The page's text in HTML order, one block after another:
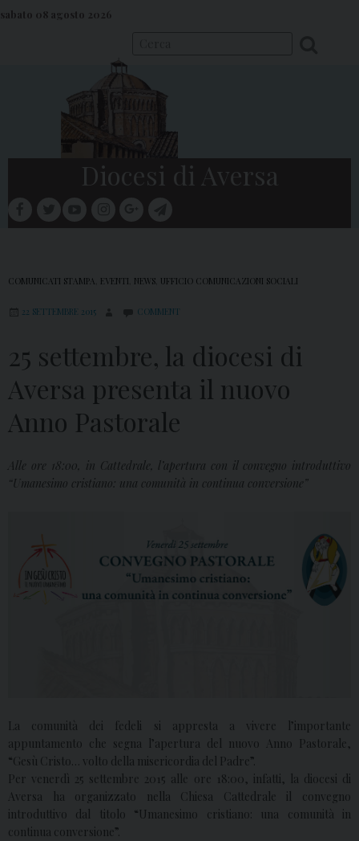
S
sabato 08 agosto 2026
Diocesi di Aversa
COMUNICATI STAMPA EVENTI NEWS UFFICIO COMUNICAZIONI SOCIALI
22 SETTEMBRE 2015 COMMENT
25 settembre, la diocesi di
Aversa presenta il nuovo
Anno Pastorale
Alle ore 18:00, in Cattedrale, l’apertura con il convegno introduttivo
“Umanesimo cristiano: una comunità in continua conversione”
La comunità dei fedeli si appresta a vivere l’importante
appuntamento che segna l’apertura del nuovo Anno Pastorale,
“Gesù Cristo… volto della misericordia del Padre”.
Per venerdì 25 settembre 2015 alle ore 18:00, infatti, la diocesi di
Aversa ha organizzato nella Chiesa Cattedrale il convegno
introduttivo dal titolo “Umanesimo cristiano: una comunità in
continua conversione”.